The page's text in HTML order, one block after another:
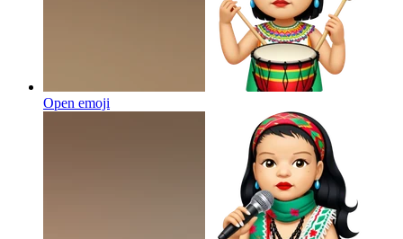
Open emoji